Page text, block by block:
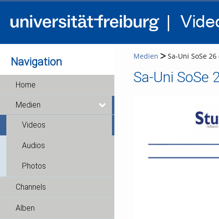
Navigation
Home
Medien
Videos
Audios
Photos
Channels
Alben
Medien Sa-Uni SoSe 26
Sa-Uni SoSe